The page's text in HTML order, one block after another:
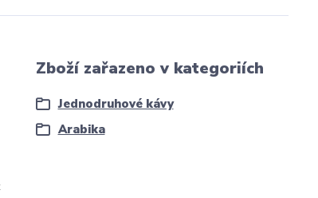
Zboží zařazeno v kategoriích
Jednodruhové kávy
Arabika